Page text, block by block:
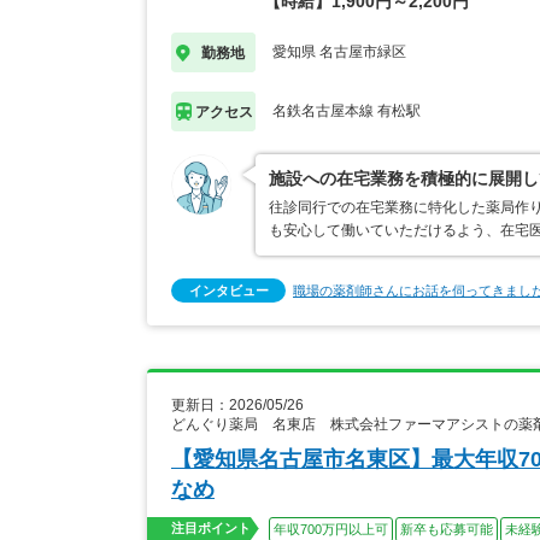
勤務地 愛知県 名古屋市緑区
アクセス 名鉄名古屋本線 有松駅
施設への在宅業務を積極的に展開
往診同行での在宅業務に特化した薬局作
も安心して働いていただけるよう、在
インタビュー 職場の薬剤師さんにお話を伺ってきまし
更新日：2026/05/26
どんぐり薬局 名東店 株式会社ファーマアシストの薬
【愛知県名古屋市名東区】最大年収
なめ
注目ポイント 年収700万円以上可 新卒も応募可能 未経